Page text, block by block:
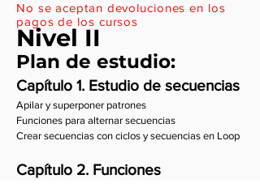
Nivel II
Plan de estudio:
Capítulo 1. Estudio de secuencias
Apilar y superponer patrones
Funciones para alternar secuencias
Crear secuencias con ciclos y secuencias en Loop
Capítulo 2. Funciones
No se aceptan devoluciones en los
pagos de los cursos